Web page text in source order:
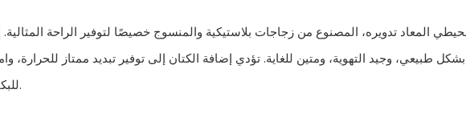
طبيعي، وجيد التهوية، ومتين للغاية. تؤدي إضافة الكتان إلى توفير تبديد ممتاز
للبكتيريا، والقدرة على التنفس للمادة.